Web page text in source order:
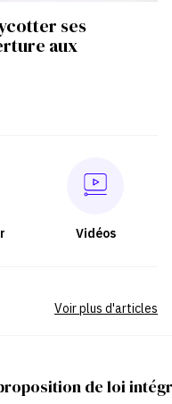
ses
aux
Vidéos
de loi
Voir plus d'articles